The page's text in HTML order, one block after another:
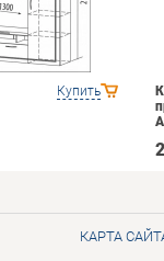
Купить
КАРТА